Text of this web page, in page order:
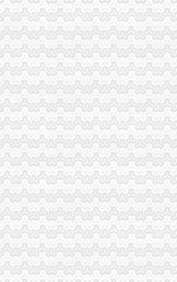
年节能工作目标任务
执法办案风险防控体系成效好
网络商品交易及有关服务行为管
销取得实效
微型企业发展创良好开局
注销活动
电子商务监管
企业创业培训
注销
业发展成效显著
法办案工作
检查指导执法办案工作
创先争优活动
动
质量建设